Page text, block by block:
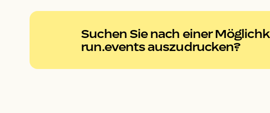
Suchen Sie nach einer
run.events auszudrucken?